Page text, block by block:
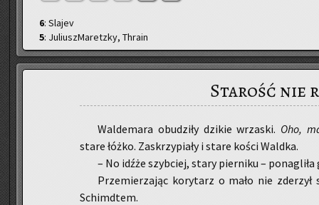
6: Slajev
5: JuliuszMaretzky, Thrain
Starość nie
Wal­de­ma­ra obu­dzi­ły dzi­kie wrza­ski. Oho,
stare łóżko. Za­skrzy­pia­ły i stare kości Wald­ka.
– No idźże szyb­ciej, stary pier­ni­ku – po­na­gli­ła
Prze­mie­rza­jąc ko­ry­tarz o mało nie
Schimd­tem.